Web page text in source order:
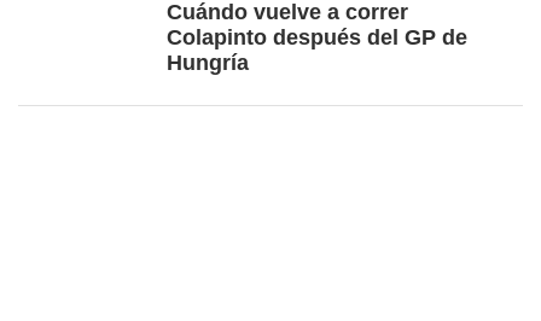
Cuándo vuelve a correr
Colapinto después del GP de
Hungría